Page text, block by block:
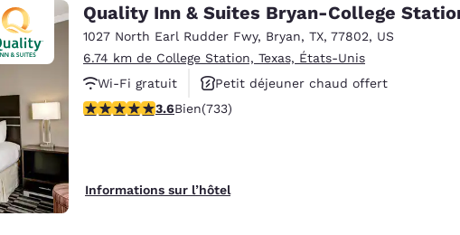
Quality Inn & Suites Bryan-College
1027 North Earl Rudder Fwy, Bryan, TX, 77802, US
6.74 km de College Station, Texas, États-Unis
Wi-Fi gratuit
Petit déjeuner chaud offert
Piscine extérieure
3.65 étoiles. Bien. 733 commentaires
3.6Bien(733)
Informations sur l’hôtel